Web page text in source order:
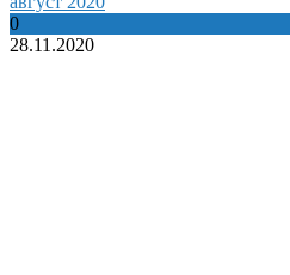
0
28.11.2020